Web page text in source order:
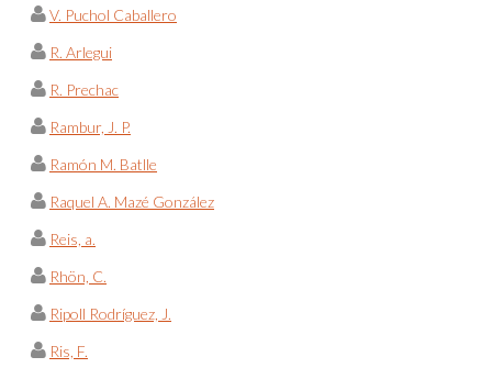
V. Puchol Caballero
R. Arlegui
R. Prechac
Rambur, J. P.
Ramón M. Batlle
Raquel A. Mazé González
Reis, a.
Rhön, C.
Ripoll Rodríguez, J.
Ris, F.